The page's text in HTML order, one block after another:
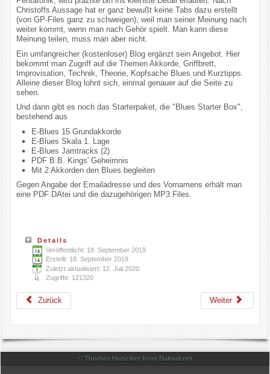
Christoffs Aussage hat er ganz bewußt keine Tabs dazu erstellt
(von GP-Files ganz zu schweigen), weil man seiner Meinung nach
weiter kommt, wenn man nach Gehör spielt. Man kann diese
Meinung teilen, muss man aber nicht.
Ein umfangreicher (kostenloser) Blog ergänzt sein Angebot. Hier
bekommt man Zugriff auf die Themen Akkorde, Griffbrett,
Improvisation, Technik, Theorie, Kopfsache Blues und Kurztipps.
Alleine dieser Blog lohnt sich, einmal genauer auf die Seite zu
sehen.
Und dann gibt es noch das Starterpaket, die "Blues Starter Box",
bestehend aus
E-Blues 15 Grundakkorde
E-Blues Skala 1. Lage
E-Blues Jamtracks (2)
PDF B.B. Kings' Geheimnis
Mit 2 Akkorden den Blues begleiten
Gegen Angabe der Emailadresse und des Vornamens erhält man
eine PDF DAtei und die dazugehörigen MP3 Files.
Details
Veröffentlicht: 18. September 2019
Erstellt: 18. September 2019
Zuletzt aktualisiert: 12. Juli 2020
Zugriffe: 121320
Zurück Weiter
© Thomas Hunziker from Bakual.net